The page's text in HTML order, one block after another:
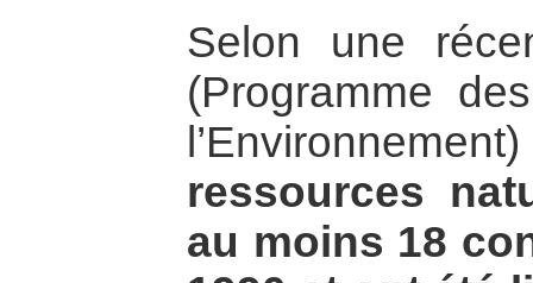
Selon une
(Programme
ressources
au moins 18